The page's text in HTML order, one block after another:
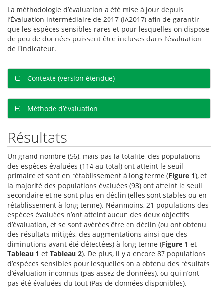
La méthodologie d’évaluation a été mise à jour depuis
l’Évaluation intermédiaire de 2017 (IA2017) afin de garantir
que les espèces sensibles rares et pour lesquelles on dispose
de peu de données puissent être incluses dans l’évaluation
de l'indicateur.
Contexte (version étendue)
Méthode d’évaluation
Résultats
Un grand nombre (56), mais pas la totalité, des populations
des espèces évaluées (114 au total) ont atteint le seuil
primaire et sont en rétablissement à long terme (Figure 1), et
la majorité des populations évaluées (93) ont atteint le seuil
secondaire et ne sont plus en déclin (elles sont stables ou en
rétablissement à long terme). Néanmoins, 21 populations des
espèces évaluées n’ont atteint aucun des deux objectifs
d’évaluation, et se sont avérées être en déclin (ou ont obtenu
des résultats mitigés, des augmentations ainsi que des
diminutions ayant été détectées) à long terme (Figure 1 et
Tableau 1 et Tableau 2). De plus, il y a encore 87 populations
d’espèces sensibles pour lesquelles on a obtenu des résultats
d’évaluation inconnus (pas assez de données), ou qui n’ont
pas été évaluées du tout (Pas de données disponibles).